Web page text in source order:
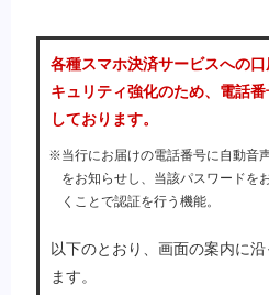
各種スマホ決済サービスへの
キュリティ強化のため、電話
しております。
※当行にお届けの電話番号に自動音
をお知らせし、当該パスワードを
くことで認証を行う機能。
以下のとおり、画面の案内に
ます。